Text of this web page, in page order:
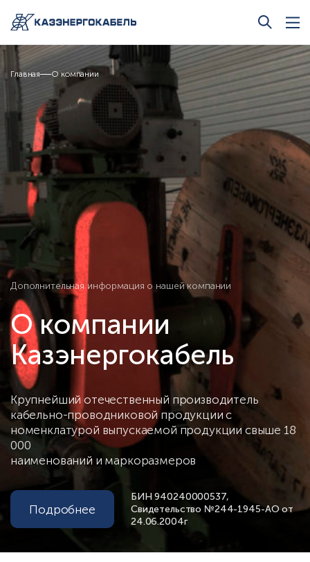
Главная О компании
Дополнительная информация о нашей компании
О компании
Казэнергокабель
Крупнейший отечественный производитель
кабельно-проводниковой продукции с
номенклатурой выпускаемой продукции свыше 18
000
наименований и маркоразмеров
Подробнее
БИН 940240000537,
Свидетельство №244-1945-АО от
24.06.2004г